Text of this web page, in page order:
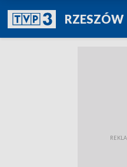
RZESZÓW
TVP